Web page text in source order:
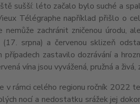
sušší: léto začalo bylo suché a
Télégraphe například přišlo o
nemůže zachránit zničenou úrodu,
(17. srpna) a červenou sklizeň
případech zastavilo dozrávání a
vína jsou vyvážená, pružná a
v rámci celého regionu ročník 2022
nocí a nedostatku srážek jej